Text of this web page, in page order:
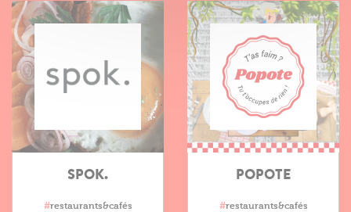
SPOK.
#restaurants&cafés
POPOTE
#restaurants&cafés